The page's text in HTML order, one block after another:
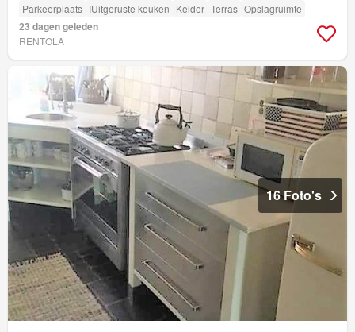
Parkeerplaats IUitgeruste keuken Kelder Terras Opslagruimte
23 dagen geleden
RENTOLA
16 Foto's